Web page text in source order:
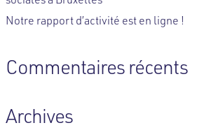
Notre rapport d’activité est en ligne !
Commentaires récents
Archives